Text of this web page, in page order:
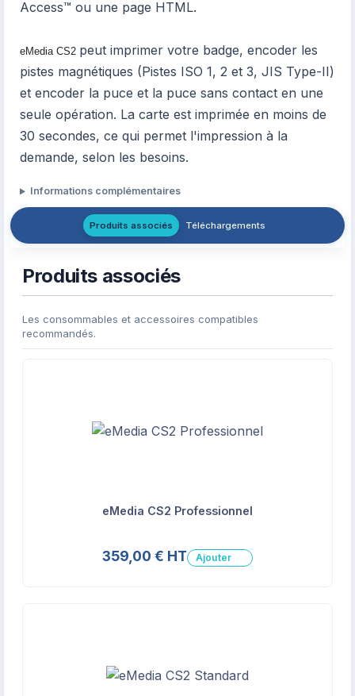
Access™ ou une page HTML.
eMedia CS2 peut imprimer votre badge, encoder les
pistes magnétiques (Pistes ISO 1, 2 et 3, JIS Type-II)
et encoder la puce et la puce sans contact en une
seule opération. La carte est imprimée en moins de
30 secondes, ce qui permet l'impression à la
demande, selon les besoins.
Informations complémentaires
Produits associés Téléchargements
Produits associés
Les consommables et accessoires compatibles
recommandés.
eMedia CS2 Professionnel
359,00 € HT Ajouter